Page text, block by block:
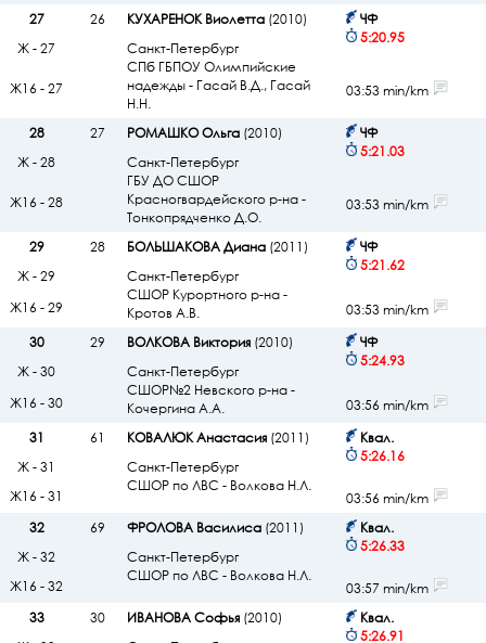
27
26 КУХАРЕНОК Виолетта(2010)
Санкт-Петербург
СПб ГБПОУ Олимпийские
надежды - Гасай В.Д., Гасай
Н.Н.
ЧФ
5:20.95
Ж - 27
Ж16 - 27 03:53 min/km
28 27 РОМАШКО Ольга(2010)
Санкт-Петербург
ГБУ ДО СШОР
Красногвардейского р-на -
Тонкопрядченко Д.О.
ЧФ
5:21.03
Ж - 28
Ж16 - 28 03:53 min/km
29 28 БОЛЬШАКОВА Диана(2011)
Санкт-Петербург
СШОР Курортного р-на -
Кротов А.В.
ЧФ
5:21.62
Ж - 29
Ж16 - 29
03:53 min/km
30
29 ВОЛКОВА Виктория(2010)
Санкт-Петербург
СШОР№2 Невского р-на -
Кочергина А.А.
ЧФ
5:24.93
Ж - 30
Ж16 - 30
03:56 min/km
31
61 КОВАЛЮК Анастасия(2011)
Санкт-Петербург
СШОР по ЛВС - Волкова Н.Л.
Квал.
5:26.16
Ж - 31
Ж16 - 31
03:56 min/km
32
69 ФРОЛОВА Василиса(2011)
Санкт-Петербург
СШОР по ЛВС - Волкова Н.Л.
Квал.
5:26.33
Ж - 32
Ж16 - 32
03:57 min/km
33
30 ИВАНОВА Софья(2010)
Квал.
5:26.91